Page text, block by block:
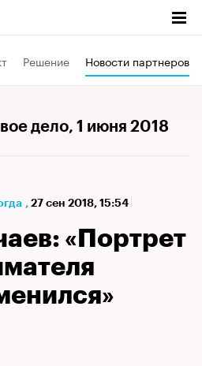
Решение Новости партнеров
дело, 1 июня 2018
, 27 сен 2018, 15:54
«Портрет